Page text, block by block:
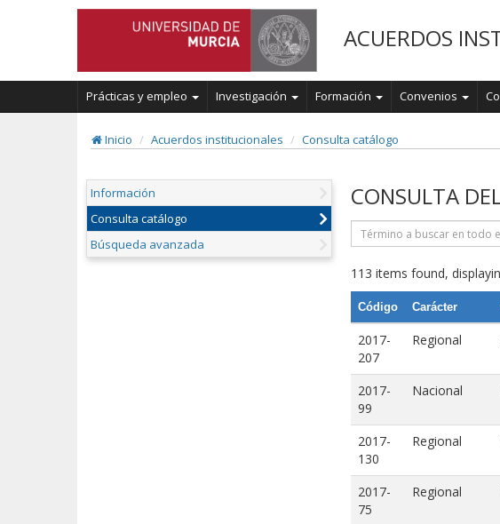
ACUERDOS
Prácticas y empleo Investigación Formación Convenios
Inicio Acuerdos institucionales Consulta catálogo
Información
Consulta catálogo
Búsqueda avanzada
CONSULTA
113 items found,
Código Carácter
2017-
207
Regional
2017-
99
Nacional
2017-
130
Regional
2017-
75
Regional